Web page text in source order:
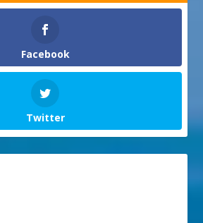
Facebook
Twitter